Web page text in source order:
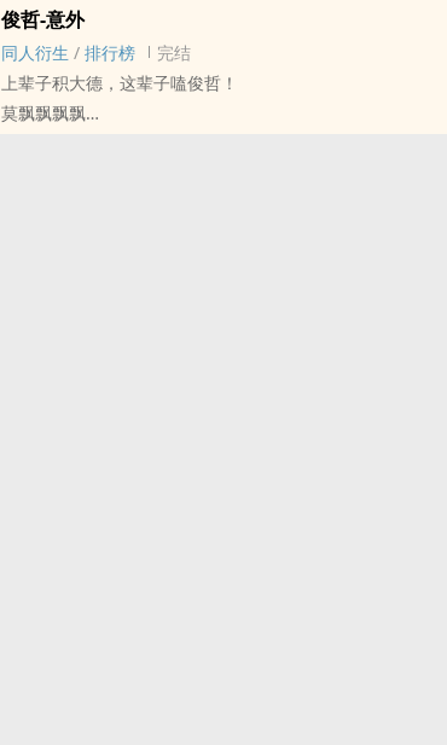
俊哲-意外
同人衍生 / 排行榜
完结
上辈子积大德，这辈子嗑俊哲！
莫飘飘飘飘